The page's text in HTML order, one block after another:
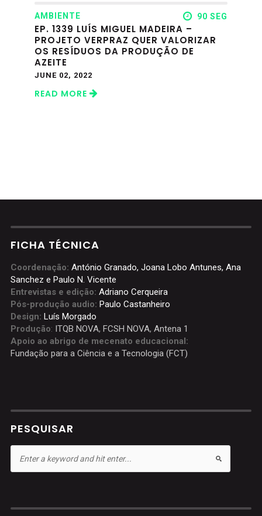
AMBIENTE 90 SEG
EP. 1339 LUÍS MIGUEL MADEIRA –
PROJETO VERPRAZ QUER VALORIZAR
OS RESÍDUOS DA PRODUÇÃO DE
AZEITE
JUNE 02, 2022
READ MORE
FICHA TÉCNICA
Coordenação: António Granado, Joana Lobo Antunes, Ana
Sanchez e Paulo N. Vicente
Entrevistas e edição: Adriano Cerqueira
Pós-produção audio: Paulo Castanheiro
Design: Luís Morgado
Produção: ITQB NOVA, FCSH NOVA, Antena 1
Apoio ao abrigo de mecenato educacional:
Fundação para a Ciência e a Tecnologia (FCT)
PESQUISAR